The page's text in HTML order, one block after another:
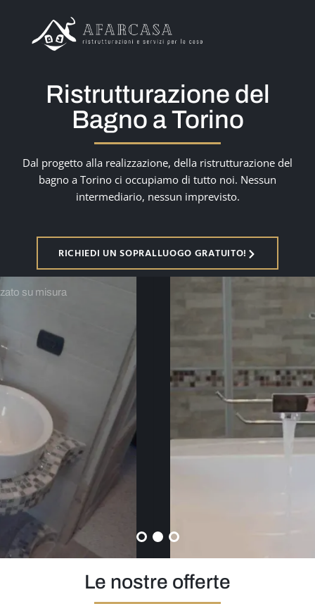
Offerte
Progetti
Contatti
Area Clienti
Ristrutturazione del
Bagno a Torino
Dal progetto alla realizzazione, della ristrutturazione del
bagno a Torino ci occupiamo di tutto noi. Nessun
intermediario, nessun imprevisto.
RICHIEDI UN SOPRALLUOGO GRATUITO!
Le nostre offerte